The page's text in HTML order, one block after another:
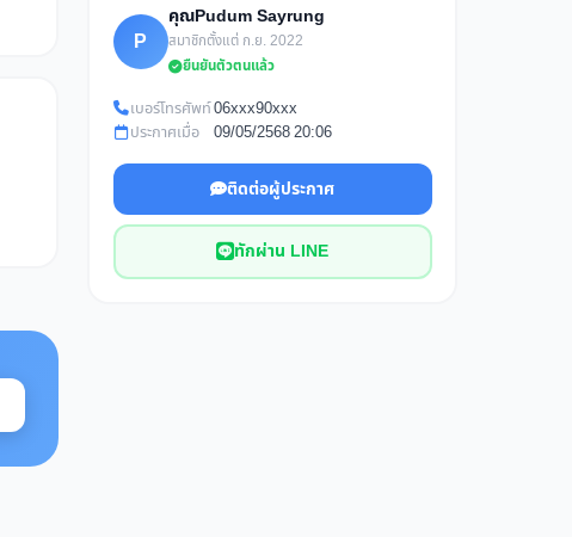
P
คุณPudum Sayrung
สมาชิกตั้งแต่ ก.ย. 2022
ยืนยันตัวตนแล้ว
เบอร์โทรศัพท์06xxx90xxx
ประกาศเมื่อ
09/05/2568 20:06
ติดต่อผู้ประกาศ
ทักผ่าน LINE